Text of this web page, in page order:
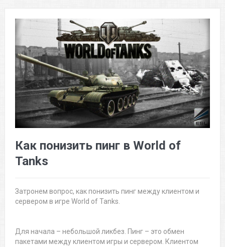
Как понизить пинг в World of
Tanks
Затронем вопрос, как понизить пинг между клиентом и
сервером в игре World of Tanks.
Для начала – небольшой ликбез. Пинг – это обмен
пакетами между клиентом игры и сервером. Клиентом